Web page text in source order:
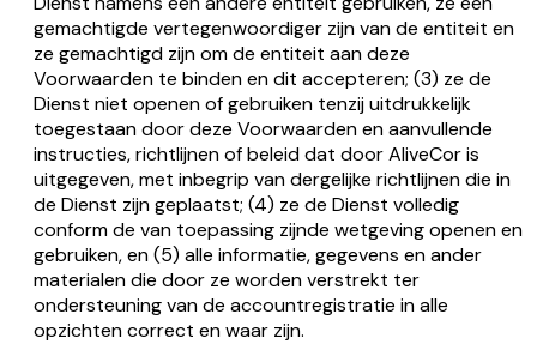
gemachtigde vertegenwoordiger zijn van de entiteit en
ze gemachtigd zijn om de entiteit aan deze
Voorwaarden te binden en dit accepteren; (3) ze de
Dienst niet openen of gebruiken tenzij uitdrukkelijk
toegestaan door deze Voorwaarden en aanvullende
instructies, richtlijnen of beleid dat door AliveCor is
uitgegeven, met inbegrip van dergelijke richtlijnen die in
de Dienst zijn geplaatst; (4) ze de Dienst volledig
conform de van toepassing zijnde wetgeving openen en
gebruiken, en (5) alle informatie, gegevens en ander
materialen die door ze worden verstrekt ter
ondersteuning van de accountregistratie in alle
opzichten correct en waar zijn.